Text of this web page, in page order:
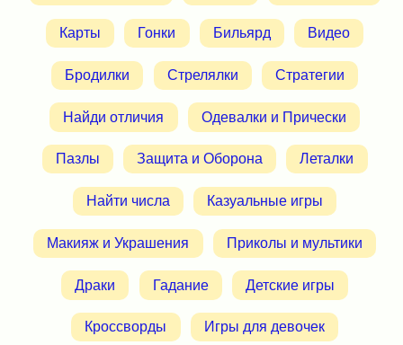
Карты Гонки Бильярд Видео
Бродилки Стрелялки Стратегии
Найди отличия Одевалки и Прически
Пазлы Защита и Оборона Леталки
Найти числа Казуальные игры
Макияж и Украшения Приколы и мультики
Драки Гадание Детские игры
Кроссворды Игры для девочек